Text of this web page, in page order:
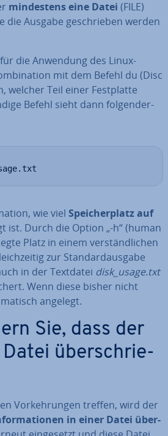
min­des­tens eine Datei (FILE)
die Ausgabe ge­schrie­ben werden
die Anwendung des Linux-
mit dem Befehl du (Disc
welcher Teil einer Fest­plat­te
Befehl sieht dann fol­gen­der­
wie viel Spei­cher­platz auf
ist. Durch die Option „-h“ (human
Platz in einem ver­ständ­li­chen
zur Stan­dard­aus­ga­be
in der Textdatei disk_usage.txt
Wenn diese bisher nicht
angelegt.
Sie, dass der
Datei über­schrie­
Vor­keh­run­gen treffen, wird der
in einer Datei über­